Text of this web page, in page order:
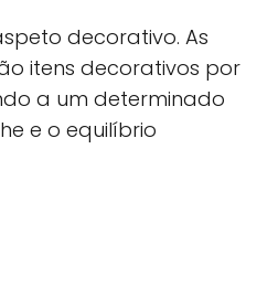
decorativo. As
itens decorativos por
a um determinado
e o equilíbrio